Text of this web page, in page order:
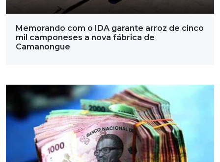
Memorando com o IDA garante arroz de cinco
mil camponeses a nova fábrica de
Camanongue